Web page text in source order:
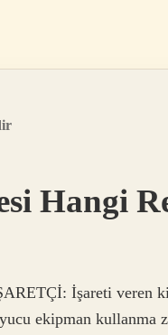
Hangi
İşareti veren
ekipman kullanma